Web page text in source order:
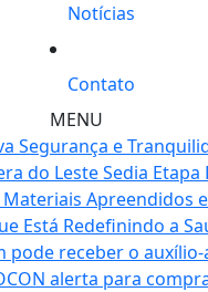
Notícias
Contato
MENU
Segurança e
do Leste Sedia Etapa
Apreendidos
Está Redefinindo a
pode receber o
alerta para